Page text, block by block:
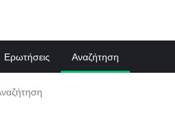
Ερωτήσεις Αναζήτηση